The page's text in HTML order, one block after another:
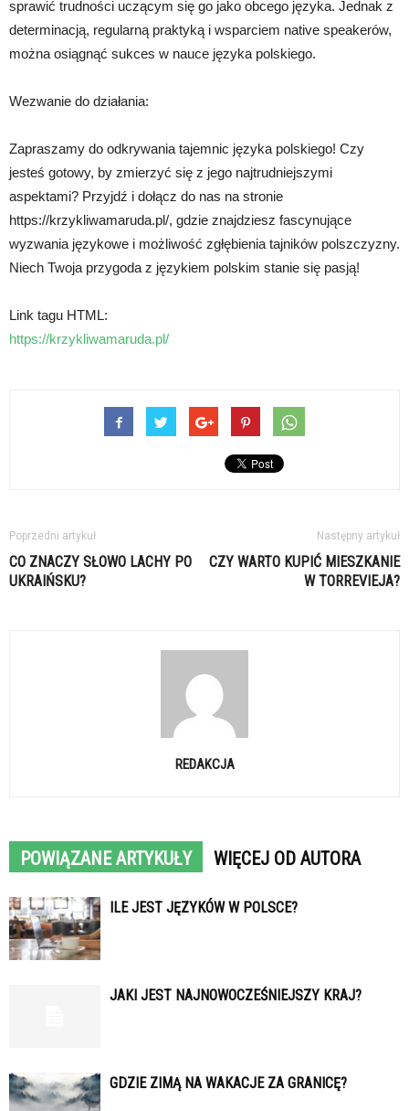
sprawić trudności uczącym się go jako obcego języka. Jednak z
determinacją, regularną praktyką i wsparciem native speakerów,
można osiągnąć sukces w nauce języka polskiego.
Wezwanie do działania:
Zapraszamy do odkrywania tajemnic języka polskiego! Czy
jesteś gotowy, by zmierzyć się z jego najtrudniejszymi
aspektami? Przyjdź i dołącz do nas na stronie
https://krzykliwamaruda.pl/, gdzie znajdziesz fascynujące
wyzwania językowe i możliwość zgłębienia tajników polszczyzny.
Niech Twoja przygoda z językiem polskim stanie się pasją!
Link tagu HTML:
https://krzykliwamaruda.pl/
Poprzedni artykuł
CO ZNACZY SŁOWO LACHY PO
UKRAIŃSKU?
Następny artykuł
CZY WARTO KUPIĆ MIESZKANIE
W TORREVIEJA?
REDAKCJA
POWIĄZANE ARTYKUŁY WIĘCEJ OD AUTORA
ILE JEST JĘZYKÓW W POLSCE?
JAKI JEST NAJNOWOCZEŚNIEJSZY KRAJ?
GDZIE ZIMĄ NA WAKACJE ZA GRANICĘ?